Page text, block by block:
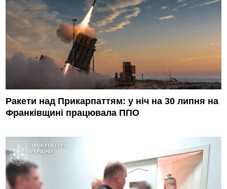
Ракети над Прикарпаттям: у ніч на 30 липня на
Франківщині працювала ППО